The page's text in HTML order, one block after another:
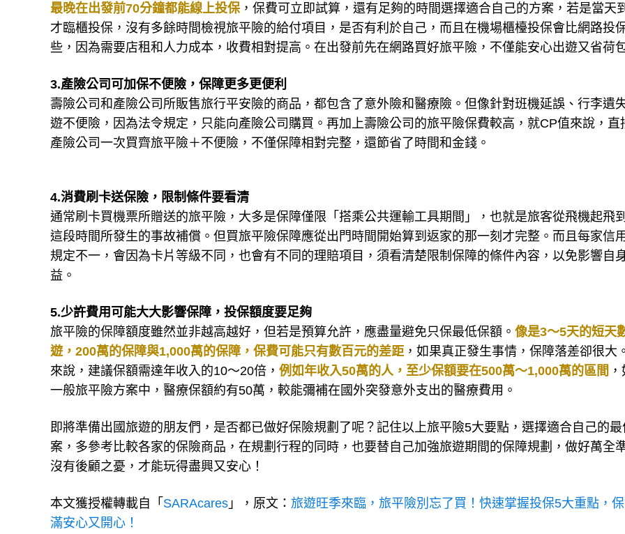
最晚在出發前70分鐘都能線上投保 ，保費可立即試算，還有足夠的時間選擇適合自己的方案，若是當天
才臨櫃投保，沒有多餘時間檢視旅平險的給付項目，是否有利於自己，而且在機場櫃檯投保會比網路投
些，因為需要店租和人力成本，收費相對提高。在出發前先在網路買好旅平險，不僅能安心出遊又省荷
3.產險公司可加保不便險，保障更多更便利
壽險公司和產險公司所販售旅行平安險的商品，都包含了意外險和醫療險。但像針對班機延誤、行李遺
遊不便險，因為法令規定，只能向產險公司購買。再加上壽險公司的旅平險保費較高，就CP值來說，直
產險公司一次買齊旅平險＋不便險，不僅保障相對完整，還節省了時間和金錢。
4.消費刷卡送保險，限制條件要看清
通常刷卡買機票所贈送的旅平險，大多是保障僅限「搭乘公共運輸工具期間」，也就是旅客從飛機起飛
這段時間所發生的事故補償。但買旅平險保障應從出門時間開始算到返家的那一刻才完整。而且每家信
規定不一，會因為卡片等級不同，也會有不同的理賠項目，須看清楚限制保障的條件內容，以免影響自
益。
5.少許費用可能大大影響保障，投保額度要足夠
旅平險的保障額度雖然並非越高越好，但若是預算允許，應盡量避免只保最低保額。 像是3～5天的短天
遊，200萬的保障與1,000萬的保障，保費可能只有數百元的差距 ，如果真正發生事情，保障落差卻很大
來說，建議保額需達年收入的10～20倍， 例如年收入50萬的人，至少保額要在500萬～1,000萬的區間
一般旅平險方案中，醫療保額約有50萬，較能彌補在國外突發意外支出的醫療費用。
即將準備出國旅遊的朋友們，是否都已做好保險規劃了呢？記住以上旅平險5大要點，選擇適合自己的最
案，多參考比較各家的保險商品，在規劃行程的同時，也要替自己加強旅遊期間的保障規劃，做好萬全
沒有後顧之憂，才能玩得盡興又安心！
本文獲授權轉載自「 SARAcares 」，原文： 旅遊旺季來臨，旅平險別忘了買！快速掌握投保5大重點，
滿安心又開心！